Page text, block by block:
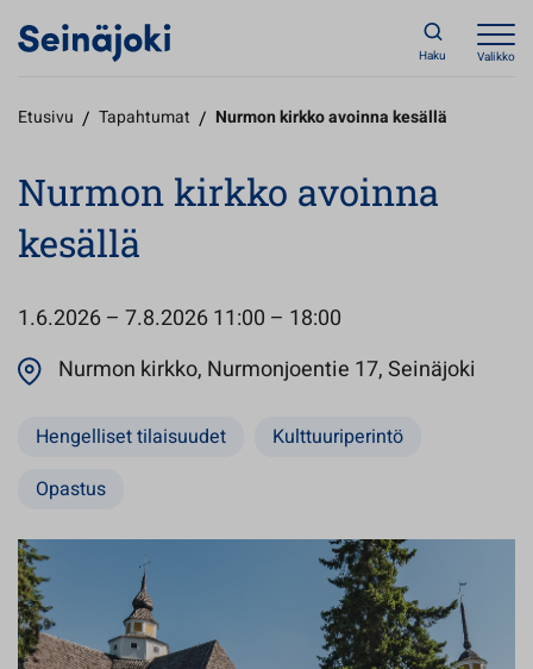
Haku Valikko
Etusivu / Tapahtumat / Nurmon kirkko avoinna kesällä
Nurmon kirkko avoinna
kesällä
1.6.2026 – 7.8.202611:00 – 18:00
Nurmon kirkko, Nurmonjoentie 17, Seinäjoki
Hengelliset tilaisuudet
Kulttuuriperintö
Opastus